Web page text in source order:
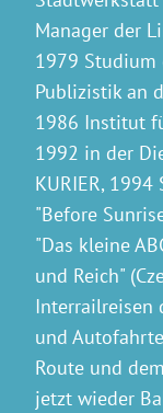
Manager der
1979 Studium
Publizistik an
1986 Institut
1992 in der
KURIER,
"Before
"Das kleine
und Reich"
Interrailreisen
und
Route und
jetzt wieder